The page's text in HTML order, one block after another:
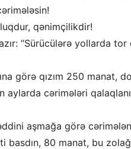
qənimçilikdir!
“Sürücülərə yollarda
görə qızım 250 manat,
aylarda cərimələri
aşmağa görə
basdın, 80 manat, bu